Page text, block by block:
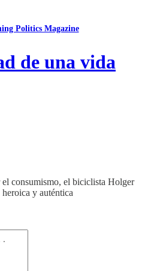
Politics Magazine
de una vida
consumismo, el biciclista Holger
y auténtica